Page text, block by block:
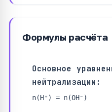
Формулы расчёта
Основное
нейтрализации:
n(H⁺) = n(OH⁻)